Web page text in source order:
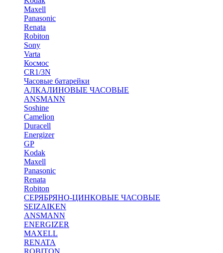
Maxell
Panasonic
Renata
Robiton
Sony
Varta
Космос
CR1/3N
Часовые батарейки
АЛКАЛИНОВЫЕ ЧАСОВЫЕ
ANSMANN
Soshine
Camelion
Duracell
Energizer
GP
Kodak
Maxell
Panasonic
Renata
Robiton
СЕРЯБРЯНО-ЦИНКОВЫЕ ЧАСОВЫЕ
SEIZAIKEN
ANSMANN
ENERGIZER
MAXELL
RENATA
ROBITON